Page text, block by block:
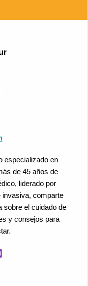
especializado en
de 45 años de
liderado por
comparte
sobre el cuidado de
y consejos para